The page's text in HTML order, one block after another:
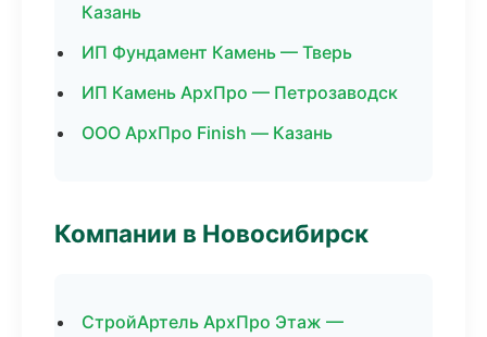
Казань
ИП Фундамент Камень — Тверь
ИП Камень АрхПро — Петрозаводск
ООО АрхПро Finish — Казань
Компании в Новосибирск
СтройАртель АрхПро Этаж —